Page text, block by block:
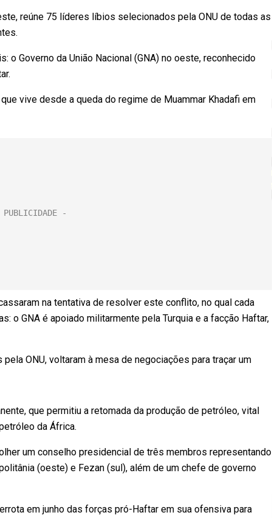
reúne 75 líderes líbios selecionados pela ONU de todas as
o Governo da União Nacional (GNA) no oeste, reconhecido
vive desde a queda do regime de Muammar Khadafi em
na tentativa de resolver este conflito, no qual cada
o GNA é apoiado militarmente pela Turquia e a facção Haftar,
ONU, voltaram à mesa de negociações para traçar um
que permitiu a retomada da produção de petróleo, vital
da África.
um conselho presidencial de três membros representando
(oeste) e Fezan (sul), além de um chefe de governo
em junho das forças pró-Haftar em sua ofensiva para